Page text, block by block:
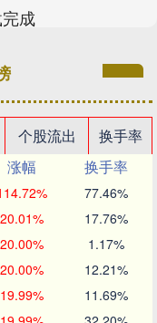
成
个股流出
换手率
涨幅
换手率
77.46%
20.01% 17.76%
20.00% 1.17%
20.00% 12.21%
19.99% 11.69%